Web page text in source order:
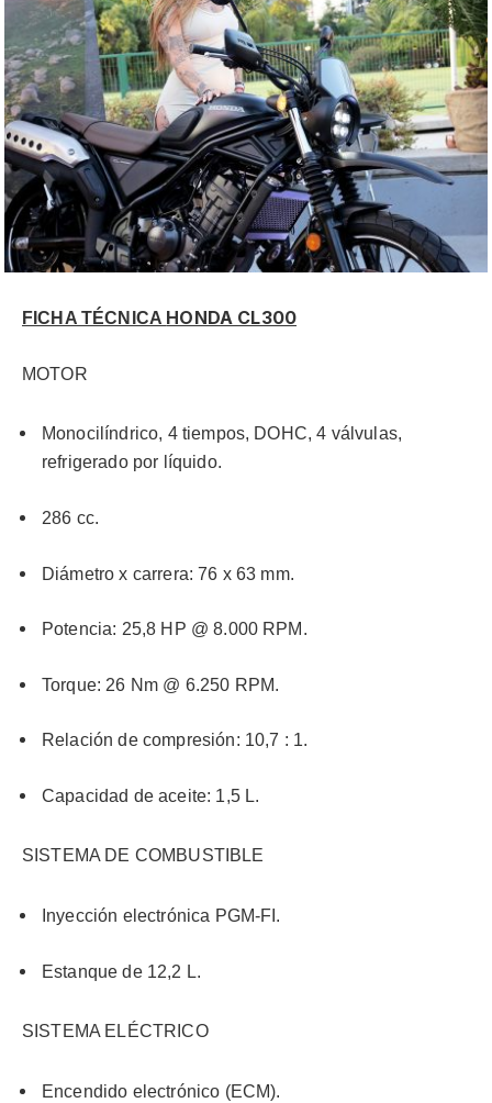
FICHA TÉCNICA HONDA CL300
MOTOR
Monocilíndrico, 4 tiempos, DOHC, 4 válvulas,
refrigerado por líquido.
286 cc.
Diámetro x carrera: 76 x 63 mm.
Potencia: 25,8 HP @ 8.000 RPM.
Torque: 26 Nm @ 6.250 RPM.
Relación de compresión: 10,7 : 1.
Capacidad de aceite: 1,5 L.
SISTEMA DE COMBUSTIBLE
Inyección electrónica PGM-FI.
Estanque de 12,2 L.
SISTEMA ELÉCTRICO
Encendido electrónico (ECM).